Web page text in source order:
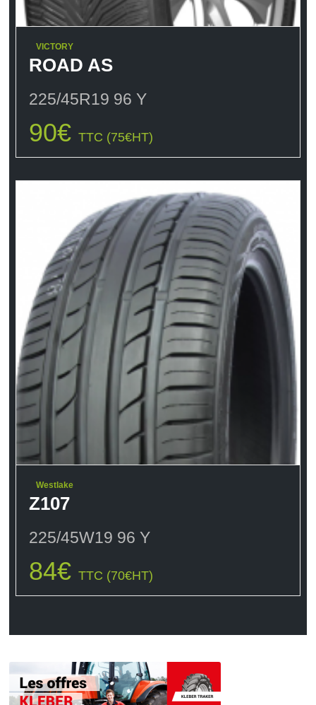
VICTORY
ROAD AS
225/45R19 96 Y
90€ TTC (75€HT)
Westlake
Z107
225/45W19 96 Y
84€ TTC (70€HT)